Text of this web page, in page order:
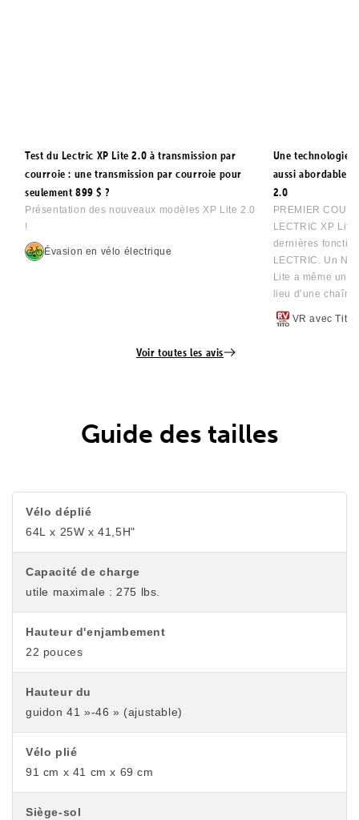
Test du Lectric XP Lite 2.0 à transmission par
courroie : une transmission par courroie pour
seulement 899 $ ?
Présentation des nouveaux modèles XP Lite 2.0
!
Évasion en vélo électrique
Une technologie
aussi abordable -
2.0
PREMIER
LECTRIC XP
dernières
LECTRIC. Un
Lite a même une
lieu d’une chaîne.
VR avec Tito
Voir toutes les avis
Guide des tailles
Vélo déplié
64L x 25W x 41,5H"
Capacité de charge
utile maximale : 275 lbs.
Hauteur d'enjambement
22 pouces
Hauteur du
guidon 41 »-46 » (ajustable)
Vélo plié
91 cm x 41 cm x 69 cm
Siège-sol